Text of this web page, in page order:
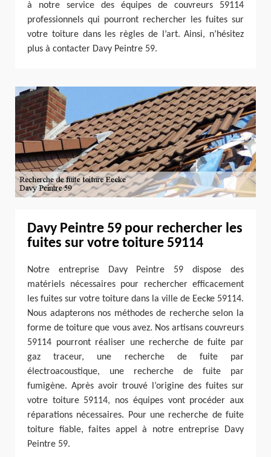
à notre service des équipes de couvreurs 59114
professionnels qui pourront rechercher les fuites sur
votre toiture dans les règles de l’art. Ainsi, n’hésitez
plus à contacter Davy Peintre 59.
Davy Peintre 59 pour rechercher les
fuites sur votre toiture 59114
Notre entreprise Davy Peintre 59 dispose des
matériels nécessaires pour rechercher efficacement
les fuites sur votre toiture dans la ville de Eecke 59114.
Nous adapterons nos méthodes de recherche selon la
forme de toiture que vous avez. Nos artisans couvreurs
59114 pourront réaliser une recherche de fuite par
gaz traceur, une recherche de fuite par
électroacoustique, une recherche de fuite par
fumigène. Après avoir trouvé l’origine des fuites sur
votre toiture 59114, nos équipes vont procéder aux
réparations nécessaires. Pour une recherche de fuite
toiture fiable, faites appel à notre entreprise Davy
Peintre 59.